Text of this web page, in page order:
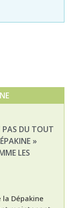
PAS DU TOUT
»
LES
la Dépakine